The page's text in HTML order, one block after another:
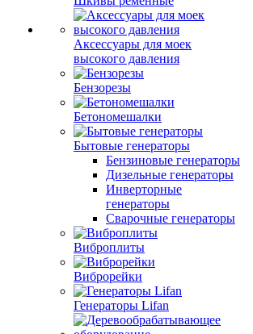
Аксессуары для моек
высокого давления
Бензорезы
Бетономешалки
Бытовые генераторы
Бензиновые генераторы
Дизельные генераторы
Инверторные
генераторы
Сварочные генераторы
Виброплиты
Виброрейки
Генераторы Lifan